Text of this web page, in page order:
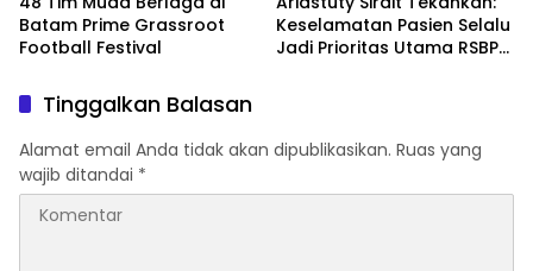
Batam Prime Grassroot
Football Festival
Keselamatan Pasien Selalu
Jadi Prioritas Utama RSBP
Tinggalkan Balasan
Alamat email Anda tidak akan dipublikasikan. Ruas yang
wajib ditandai *